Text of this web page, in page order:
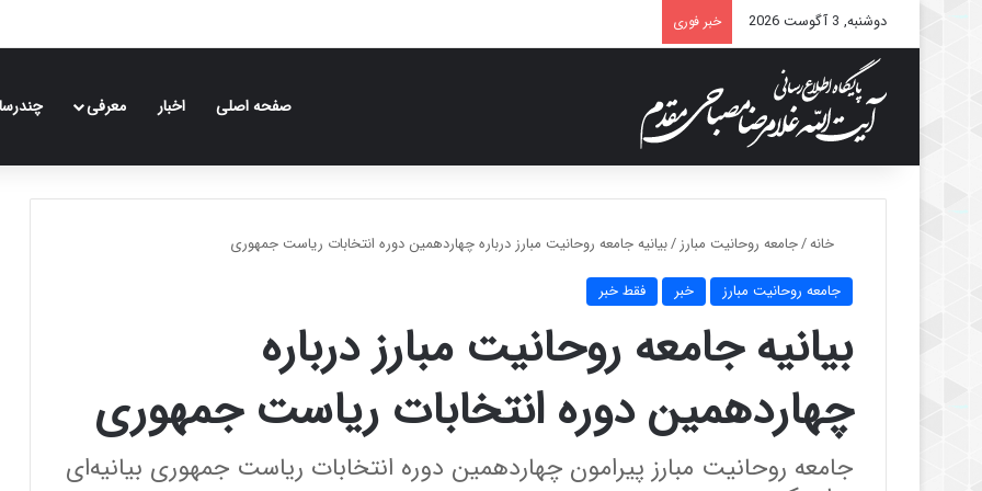
دوشنبه, 3 آگوست 2026 خبر فوری
صفحه اصلی اخبار معرفی
خانه/جامعه روحانیت مبارز/بیانیه جامعه روحانیت مبارز درباره چهاردهمین دوره انتخابات ریاست جمهوری
جامعه روحانیت مبارز خبر فقط خبر
بیانیه جامعه روحانیت مبارز درباره
چهاردهمین دوره انتخابات ریاست جمهوری
جامعه روحانیت مبارز پیرامون چهاردهمین دوره انتخابات ریاست جمهوری بیانیه‌ای